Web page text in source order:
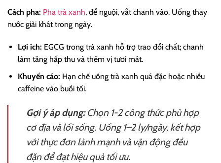
Cách pha: Pha trà xanh, để nguội, vắt chanh vào. Uống thay
nước giải khát trong ngày.
Lợi ích: EGCG trong trà xanh hỗ trợ trao đổi chất; chanh
làm tăng hấp thu và thêm vị tươi mát.
Khuyến cáo: Hạn chế uống trà xanh quá đặc hoặc nhiều
caffeine vào buổi tối.
Gợi ý áp dụng:Chọn 1-2 công thức phù hợp
cơ địa và lối sống. Uống 1–2 ly/ngày, kết hợp
với thực đơn lành mạnh và vận động đều
đặn để đạt hiệu quả tối ưu.